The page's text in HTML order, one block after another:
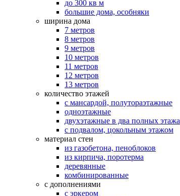
до 300 кв м
большие дома, особняки
ширина дома
7 метров
8 метров
9 метров
10 метров
11 метров
12 метров
13 метров
количество этажей
с мансардой, полутораэтажные
одноэтажные
двухэтажные в два полных этажа
с подвалом, цокольным этажом
материал стен
из газобетона, пеноблоков
из кирпича, поротерма
деревянные
комбинированные
с дополнениями
с эркером